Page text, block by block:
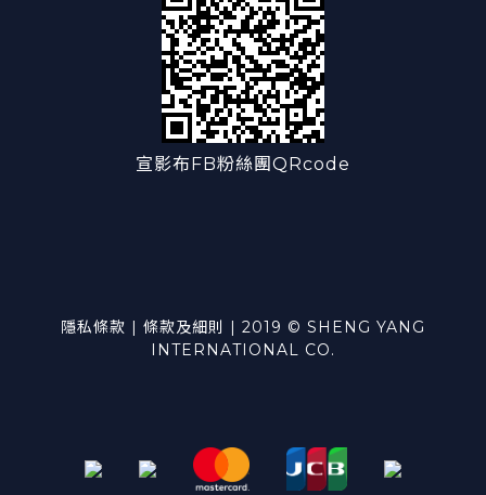
宣影布FB粉絲團QRcode
隱私條款 | 條款及細則 | 2019 © SHENG YANG
INTERNATIONAL CO.